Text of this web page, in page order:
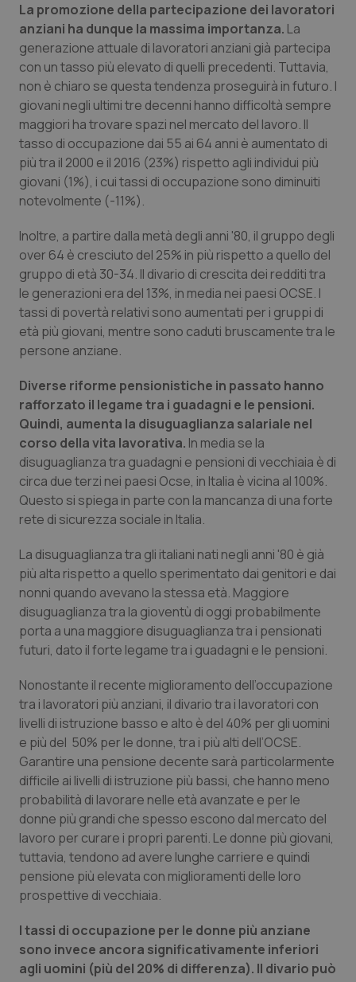
Psoriasi & pelle
Quotidiano Cardiologia
Quotidiano Chirurgia
Quotidiano Oncologia
Quotidiano Pediatria
Rene & patologie urogenitali
Salute orale & impianti
Sangue & coagulazione
Tumore al seno
Tumore ovarico
Tumori del Polmone & Testa Collo
Ulcera & Reflusso
Vaccini
La promozione della partecipazione dei lavoratori
anziani ha dunque la massima importanza. La
generazione attuale di lavoratori anziani già partecipa
con un tasso più elevato di quelli precedenti. Tuttavia,
non è chiaro se questa tendenza proseguirà in futuro. I
giovani negli ultimi tre decenni hanno difficoltà sempre
maggiori ha trovare spazi nel mercato del lavoro. Il
tasso di occupazione dai 55 ai 64 anni è aumentato di
più tra il 2000 e il 2016 (23%) rispetto agli individui più
giovani (1%), i cui tassi di occupazione sono diminuiti
notevolmente (-11%).
Inoltre, a partire dalla metà degli anni '80, il gruppo degli
over 64 è cresciuto del 25% in più rispetto a quello del
gruppo di età 30-34. Il divario di crescita dei redditi tra
le generazioni era del 13%, in media nei paesi OCSE. I
tassi di povertà relativi sono aumentati per i gruppi di
età più giovani, mentre sono caduti bruscamente tra le
persone anziane.
Diverse riforme pensionistiche in passato hanno
rafforzato il legame tra i guadagni e le pensioni.
Quindi, aumenta la disuguaglianza salariale nel
corso della vita lavorativa. In media se la
disuguaglianza tra guadagni e pensioni di vecchiaia è di
circa due terzi nei paesi Ocse, in Italia è vicina al 100%.
Questo si spiega in parte con la mancanza di una forte
rete di sicurezza sociale in Italia.
La disuguaglianza tra gli italiani nati negli anni '80 è già
più alta rispetto a quello sperimentato dai genitori e dai
nonni quando avevano la stessa età. Maggiore
disuguaglianza tra la gioventù di oggi probabilmente
porta a una maggiore disuguaglianza tra i pensionati
futuri, dato il forte legame tra i guadagni e le pensioni.
Nonostante il recente miglioramento dell’occupazione
tra i lavoratori più anziani, il divario tra i lavoratori con
livelli di istruzione basso e alto è del 40% per gli uomini
e più del 50% per le donne, tra i più alti dell’OCSE.
Garantire una pensione decente sarà particolarmente
difficile ai livelli di istruzione più bassi, che hanno meno
probabilità di lavorare nelle età avanzate e per le
donne più grandi che spesso escono dal mercato del
lavoro per curare i propri parenti. Le donne più giovani,
tuttavia, tendono ad avere lunghe carriere e quindi
pensione più elevata con miglioramenti delle loro
prospettive di vecchiaia.
I tassi di occupazione per le donne più anziane
sono invece ancora significativamente inferiori
agli uomini (più del 20% di differenza). Il divario può